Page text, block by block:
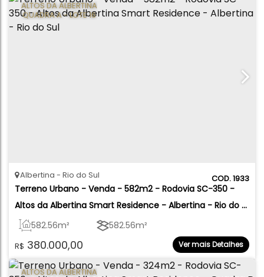
ALTOS DA ALBERTINA
QUADRA A - LOTE 16
1933
Terreno Urbano - Venda - 582m2 - Rodovia SC-350 -
Altos da Albertina Smart Residence - Albertina - Rio do
Sul
R$ 380.000,00
Albertina Rio do Sul
582.56m² 582.56m²
Ver mais Detalhes
ALTOS DA ALBERTINA